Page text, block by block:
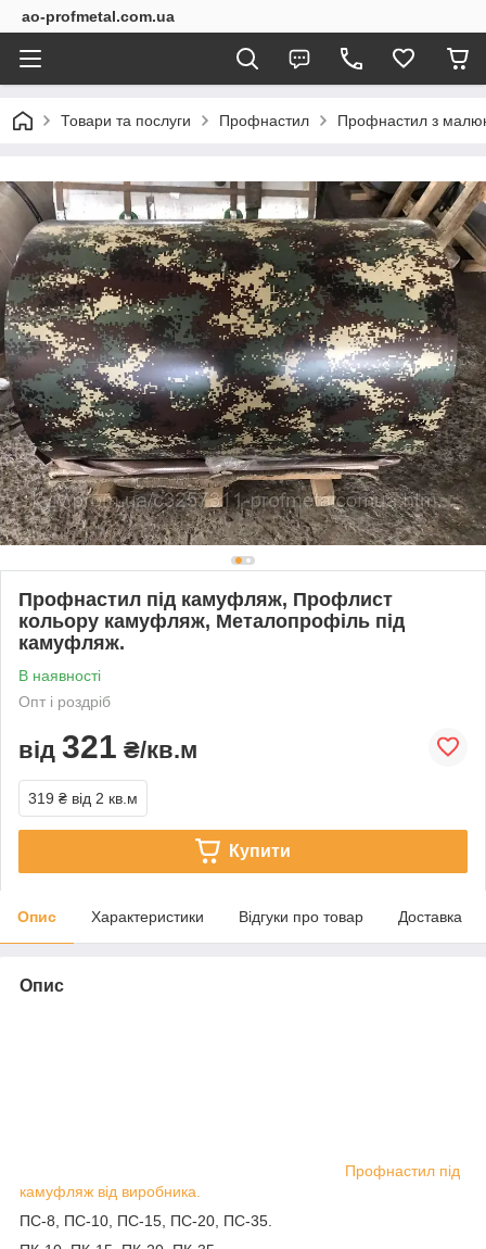
ao-profmetal.com.ua
Товари та послуги Профнастил Профнастил з
Профнастил під камуфляж, Профлист
кольору камуфляж, Металопрофіль під
камуфляж.
В наявності
Опт і роздріб
від 321 ₴/кв.м
319 ₴ від 2 кв.м
Купити
Опис Характеристики Відгуки про товар Доставка
Опис
Профнастил під
камуфляж від виробника.
ПС-8, ПС-10, ПС-15, ПС-20, ПС-35.